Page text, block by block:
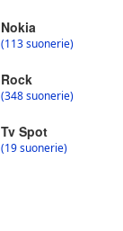
Nokia
(113 suonerie)
Rock
(348 suonerie)
Tv Spot
(19 suonerie)